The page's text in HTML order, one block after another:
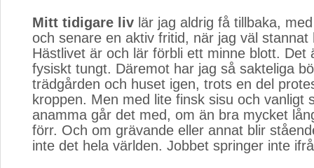
Mitt tidigare liv lär jag aldrig få tillbaka,
och senare en aktiv fritid, när jag väl stannat
Hästlivet är och lär förbli ett minne blott. Det
fysiskt tungt. Däremot har jag så sakteliga
trädgården och huset igen, trots en del
kroppen. Men med lite finsk sisu och vanligt
anamma går det med, om än bra mycket
förr. Och om grävande eller annat blir
inte det hela världen. Jobbet springer inte